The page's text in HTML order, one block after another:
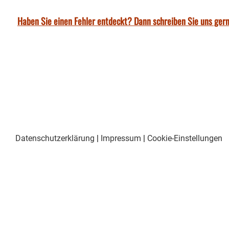
Haben Sie einen Fehler entdeckt? Dann schreiben Sie uns
Datenschutzerklärung | Impressum | Cookie-Einstellungen